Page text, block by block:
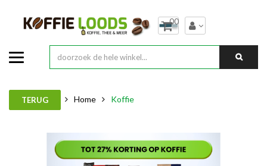
00
TERUG Home Koffie